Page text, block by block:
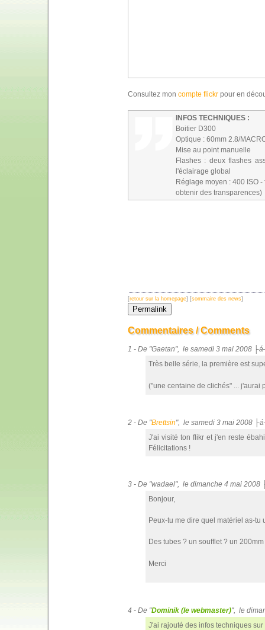
Consultez mon compte flickrpour en
INFOS TECHNIQUES :
Boitier D300
Optique : 60mm 2.8/
Mise au point manuelle
Flashes : deux flashes
l'éclairage global
Réglage moyen : 400 ISO
obtenir des transparences)
[retour sur la homepage] [sommaire des news]
Commentaires / Comments
1 - De "Gaetan", le samedi 3 mai 2008
Très belle série, la première est
("une centaine de clichés" ... j'aurai
2 - De "Brettsin", le samedi 3 mai 2008
J'ai visité ton flikr et j'en reste
Félicitations !
3 - De "wadael", le dimanche 4 mai 2008
Bonjour,
Peux-tu me dire quel matériel as-tu
Des tubes ? un soufflet ? un
Merci
4 - De "Dominik (le webmaster)", le
J'ai rajouté des infos techniques